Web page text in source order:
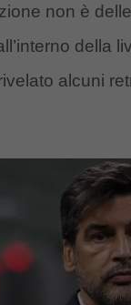
non è
della
alcuni